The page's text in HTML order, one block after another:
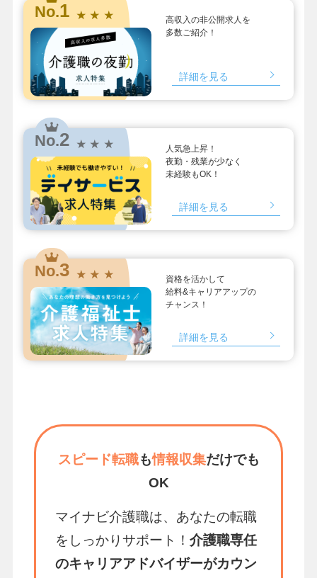
No.1 ★ ★ ★
高収入の非公開求人を
多数ご紹介！
詳細を見る
No.2 ★ ★ ★
人気急上昇！
夜勤・残業が少なく
未経験もOK！
詳細を見る
No.3 ★ ★ ★
資格を活かして
給料&キャリアアップの
チャンス！
詳細を見る
スピード転職も情報収集だけでも
OK
マイナビ介護職は、あなたの転職
をしっかりサポート！ 介護職専任
のキャリアアドバイザーがカウン